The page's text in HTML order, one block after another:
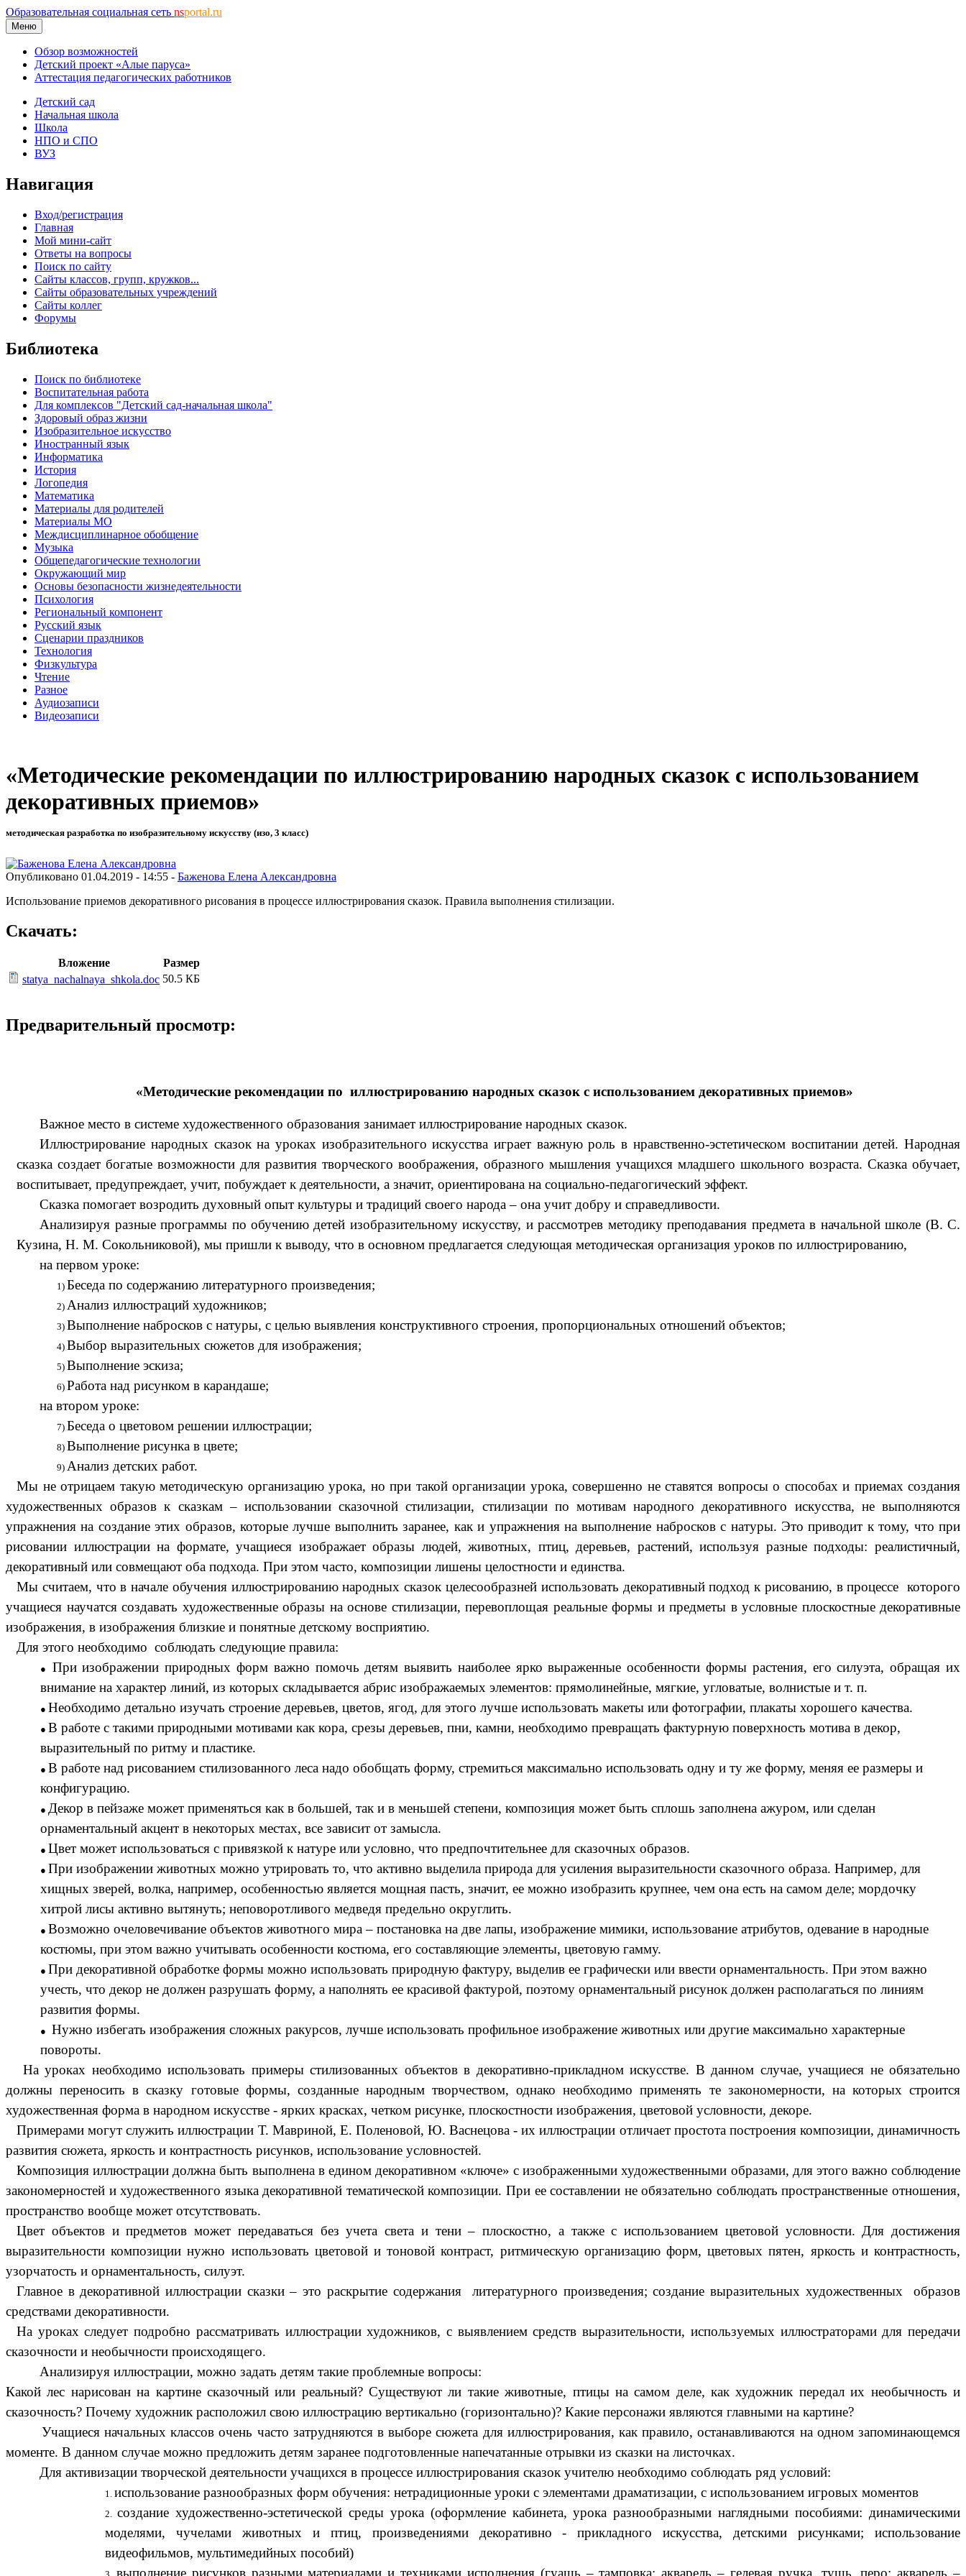
Образовательная социальная сеть nsportal.ru
Меню
Обзор возможностей
Детский проект «Алые паруса»
Аттестация педагогических работников
Детский сад
Начальная школа
Школа
НПО и СПО
ВУЗ
Навигация
Вход/регистрация
Главная
Мой мини-сайт
Ответы на вопросы
Поиск по сайту
Сайты классов, групп, кружков...
Сайты образовательных учреждений
Сайты коллег
Форумы
Библиотека
Поиск по библиотеке
Воспитательная работа
Для комплексов "Детский сад-начальная школа"
Здоровый образ жизни
Изобразительное искусство
Иностранный язык
Информатика
История
Логопедия
Математика
Материалы для родителей
Материалы МО
Междисциплинарное обобщение
Музыка
Общепедагогические технологии
Окружающий мир
Основы безопасности жизнедеятельности
Психология
Региональный компонент
Русский язык
Сценарии праздников
Технология
Физкультура
Чтение
Разное
Аудиозаписи
Видеозаписи
«Методические рекомендации по иллюстрированию народных сказок с использованием
декоративных приемов»
методическая разработка по изобразительному искусству (изо, 3 класс)
Опубликовано 01.04.2019 - 14:55 - Баженова Елена Александровна
Использование приемов декоративного рисования в процессе иллюстрирования сказок. Правила выполнения стилизации.
Скачать:
Вложение
Размер
statya_nachalnaya_shkola.doc 50.5 КБ
Предварительный просмотр:
«Методические рекомендации по иллюстрированию народных сказок с использованием декоративных приемов»
Важное место в системе художественного образования занимает иллюстрирование народных сказок.
Иллюстрирование народных сказок на уроках изобразительного искусства играет важную роль в нравственно-эстетическом воспитании детей. Народная
сказка создает богатые возможности для развития творческого воображения, образного мышления учащихся младшего школьного возраста. Сказка обучает,
воспитывает, предупреждает, учит, побуждает к деятельности, а значит, ориентирована на социально-педагогический эффект.
Сказка помогает возродить духовный опыт культуры и традиций своего народа – она учит добру и справедливости.
Анализируя разные программы по обучению детей изобразительному искусству, и рассмотрев методику преподавания предмета в начальной школе (В. С.
Кузина, Н. М. Сокольниковой), мы пришли к выводу, что в основном предлагается следующая методическая организация уроков по иллюстрированию,
на первом уроке:
Беседа по содержанию литературного произведения;
Анализ иллюстраций художников;
Выполнение набросков с натуры, с целью выявления конструктивного строения, пропорциональных отношений объектов;
Выбор выразительных сюжетов для изображения;
Выполнение эскиза;
Работа над рисунком в карандаше;
на втором уроке:
Беседа о цветовом решении иллюстрации;
Выполнение рисунка в цвете;
Анализ детских работ.
Мы не отрицаем такую методическую организацию урока, но при такой организации урока, совершенно не ставятся вопросы о способах и приемах создания
художественных образов к сказкам – использовании сказочной стилизации, стилизации по мотивам народного декоративного искусства, не выполняются
упражнения на создание этих образов, которые лучше выполнить заранее, как и упражнения на выполнение набросков с натуры. Это приводит к тому, что при
рисовании иллюстрации на формате, учащиеся изображает образы людей, животных, птиц, деревьев, растений, используя разные подходы: реалистичный,
декоративный или совмещают оба подхода. При этом часто, композиции лишены целостности и единства.
Мы считаем, что в начале обучения иллюстрированию народных сказок целесообразней использовать декоративный подход к рисованию, в процессе которого
учащиеся научатся создавать художественные образы на основе стилизации, перевоплощая реальные формы и предметы в условные плоскостные декоративные
изображения, в изображения близкие и понятные детскому восприятию.
Для этого необходимо соблюдать следующие правила:
При изображении природных форм важно помочь детям выявить наиболее ярко выраженные особенности формы растения, его силуэта, обращая их
внимание на характер линий, из которых складывается абрис изображаемых элементов: прямолинейные, мягкие, угловатые, волнистые и т. п.
Необходимо детально изучать строение деревьев, цветов, ягод, для этого лучше использовать макеты или фотографии, плакаты хорошего качества.
В работе с такими природными мотивами как кора, срезы деревьев, пни, камни, необходимо превращать фактурную поверхность мотива в декор,
выразительный по ритму и пластике.
В работе над рисованием стилизованного леса надо обобщать форму, стремиться максимально использовать одну и ту же форму, меняя ее размеры и
конфигурацию.
Декор в пейзаже может применяться как в большей, так и в меньшей степени, композиция может быть сплошь заполнена ажуром, или сделан
орнаментальный акцент в некоторых местах, все зависит от замысла.
Цвет может использоваться с привязкой к натуре или условно, что предпочтительнее для сказочных образов.
При изображении животных можно утрировать то, что активно выделила природа для усиления выразительности сказочного образа. Например, для
хищных зверей, волка, например, особенностью является мощная пасть, значит, ее можно изобразить крупнее, чем она есть на самом деле; мордочку
хитрой лисы активно вытянуть; неповоротливого медведя предельно округлить.
Возможно очеловечивание объектов животного мира – постановка на две лапы, изображение мимики, использование атрибутов, одевание в народные
костюмы, при этом важно учитывать особенности костюма, его составляющие элементы, цветовую гамму.
При декоративной обработке формы можно использовать природную фактуру, выделив ее графически или ввести орнаментальность. При этом важно
учесть, что декор не должен разрушать форму, а наполнять ее красивой фактурой, поэтому орнаментальный рисунок должен располагаться по линиям
развития формы.
Нужно избегать изображения сложных ракурсов, лучше использовать профильное изображение животных или другие максимально характерные
повороты.
На уроках необходимо использовать примеры стилизованных объектов в декоративно-прикладном искусстве. В данном случае, учащиеся не обязательно
должны переносить в сказку готовые формы, созданные народным творчеством, однако необходимо применять те закономерности, на которых строится
художественная форма в народном искусстве - ярких красках, четком рисунке, плоскостности изображения, цветовой условности, декоре.
Примерами могут служить иллюстрации Т. Мавриной, Е. Поленовой, Ю. Васнецова - их иллюстрации отличает простота построения композиции, динамичность
развития сюжета, яркость и контрастность рисунков, использование условностей.
Композиция иллюстрации должна быть выполнена в едином декоративном «ключе» с изображенными художественными образами, для этого важно соблюдение
закономерностей и художественного языка декоративной тематической композиции. При ее составлении не обязательно соблюдать пространственные отношения,
пространство вообще может отсутствовать.
Цвет объектов и предметов может передаваться без учета света и тени – плоскостно, а также с использованием цветовой условности. Для достижения
выразительности композиции нужно использовать цветовой и тоновой контраст, ритмическую организацию форм, цветовых пятен, яркость и контрастность,
узорчатость и орнаментальность, силуэт.
Главное в декоративной иллюстрации сказки – это раскрытие содержания литературного произведения; создание выразительных художественных образов
средствами декоративности.
На уроках следует подробно рассматривать иллюстрации художников, с выявлением средств выразительности, используемых иллюстраторами для передачи
сказочности и необычности происходящего.
Анализируя иллюстрации, можно задать детям такие проблемные вопросы:
Какой лес нарисован на картине сказочный или реальный? Существуют ли такие животные, птицы на самом деле, как художник передал их необычность и
сказочность? Почему художник расположил свою иллюстрацию вертикально (горизонтально)? Какие персонажи являются главными на картине?
Учащиеся начальных классов очень часто затрудняются в выборе сюжета для иллюстрирования, как правило, останавливаются на одном запоминающемся
моменте. В данном случае можно предложить детям заранее подготовленные напечатанные отрывки из сказки на листочках.
Для активизации творческой деятельности учащихся в процессе иллюстрирования сказок учителю необходимо соблюдать ряд условий:
использование разнообразных форм обучения: нетрадиционные уроки с элементами драматизации, с использованием игровых моментов
создание художественно-эстетической среды урока (оформление кабинета, урока разнообразными наглядными пособиями: динамическими
моделями, чучелами животных и птиц, произведениями декоративно - прикладного искусства, детскими рисунками; использование
видеофильмов, мультимедийных пособий)